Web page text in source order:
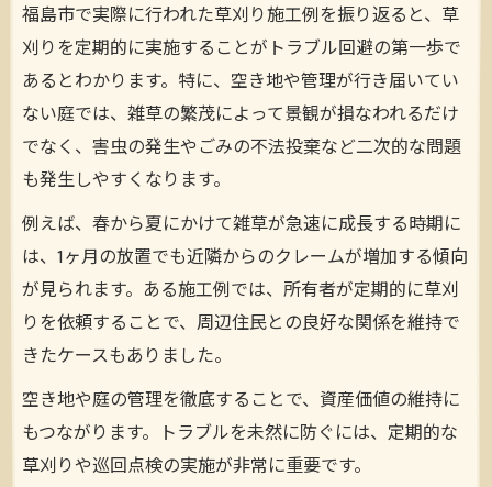
福島市で実際に行われた草刈り施工例を振り返ると、草
刈りを定期的に実施することがトラブル回避の第一歩で
あるとわかります。特に、空き地や管理が行き届いてい
ない庭では、雑草の繁茂によって景観が損なわれるだけ
でなく、害虫の発生やごみの不法投棄など二次的な問題
も発生しやすくなります。
例えば、春から夏にかけて雑草が急速に成長する時期に
は、1ヶ月の放置でも近隣からのクレームが増加する傾向
が見られます。ある施工例では、所有者が定期的に草刈
りを依頼することで、周辺住民との良好な関係を維持で
きたケースもありました。
空き地や庭の管理を徹底することで、資産価値の維持に
もつながります。トラブルを未然に防ぐには、定期的な
草刈りや巡回点検の実施が非常に重要です。